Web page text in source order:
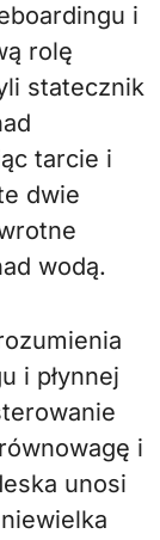
i
rolę
statecznik
tarcie i
dwie
wodą.
i płynnej
i
unosi